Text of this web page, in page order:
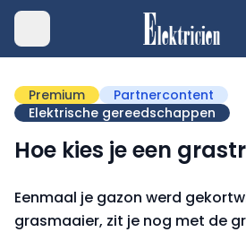
Premium
Partnercontent
Elektrische gereedschappen
Hoe kies je een
Eenmaal je gazon werd
grasmaaier, zit je nog met de